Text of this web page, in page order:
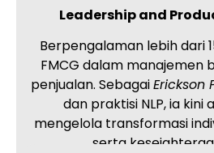
Leadership and
Berpengalaman lebih dari
FMCG dalam manajemen
penjualan. SebagaiErickson
dan praktisi NLP, ia kini
mengelola transformasi
serta